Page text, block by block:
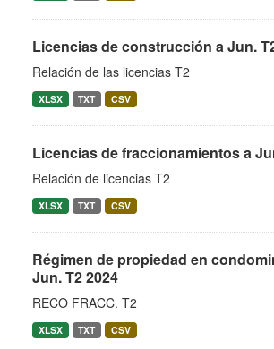
Licencias de construcción a Jun.
Relación de las licencias T2
XLSX TXT CSV
Licencias de fraccionamientos a
Relación de licencias T2
XLSX TXT CSV
Régimen de propiedad en
Jun. T2 2024
RECO FRACC. T2
XLSX TXT CSV